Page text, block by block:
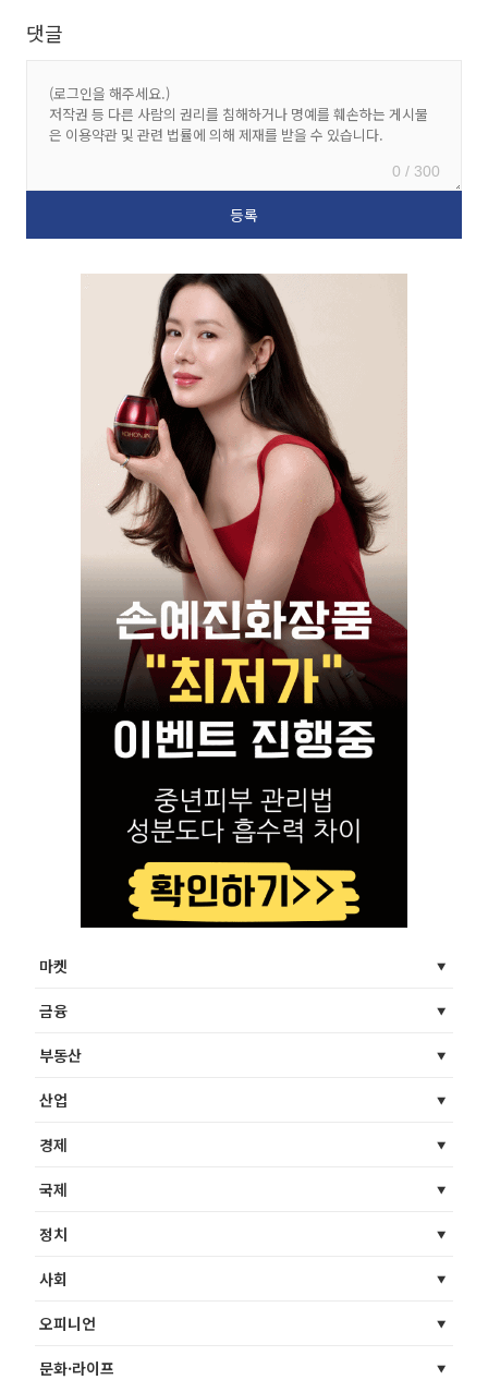
댓글
0 / 300
마켓
금융
부동산
산업
경제
국제
정치
사회
오피니언
문화·라이프